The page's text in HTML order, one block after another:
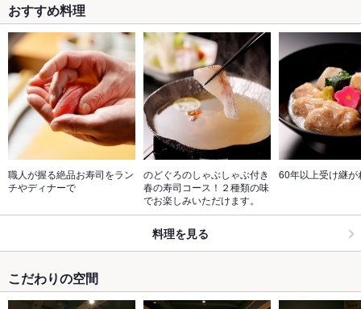
おすすめ料理
職人が握る絶品お寿司をラン
チやディナーで
のどぐろのしゃぶしゃぶ付き
春の寿司コース！２種類の味
でお楽しみいただけます。
60年以上受け継が
料理を見る
こだわりの空間